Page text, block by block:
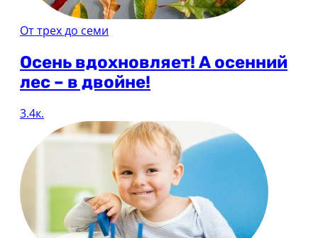
От трех до семи
Осень вдохновляет! А осенний
лес – в двойне!
3.4к.